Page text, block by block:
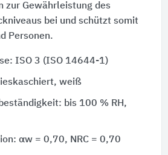
zur Gewährleistung des
bei und schützt somit
Personen.
ISO 3 (ISO 14644-1)
weiß
bis 100 % RH,
αw = 0,70, NRC = 0,70